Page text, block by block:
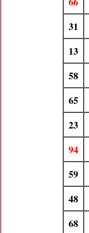
31
13
58
65
23
94
59
48
68